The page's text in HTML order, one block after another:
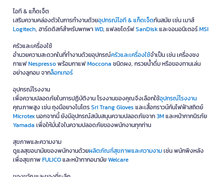
ไอที & แก็ดเจ็ต
เสริมความคล่องตัวในการทำงานด้วยอุปกรณ์ไอที & แก็ดเจ็ดทันสมัย เช่น เมาส์
Logitech, ฮาร์ดดิสก์สำหรับพกพาWD, แฟลชไดร์ฟSanDiskและจอมอนิเตอร์MSI
ครัวและเครื่องใช้
อำนวยความสะดวกในที่ทำงานด้วยอุปกรณ์ครัวและเครื่องใช้จำเป็น เช่น เครื่องชง
กาแฟNespressoพร้อมกาแฟMoccona ชนิดผง, กรวยน้ำดื่ม หรือของทานเล่น
อย่างลูกอม จากล็อกเกอร์
อุปกรณ์โรงงาน
เพื่อความปลอดภัยในการปฏิบัติงาน โรงงานของคุณจึงเลือกใช้อุปกรณ์โรงงาน
คุณภาพสูง เช่น ถุงมือยางไนโตรSri Trang Gloves และเสื้อกราวน์กันไฟฟ้าสถิตย์
Microtexนอกจากนี้ ยังมีอุปกรณ์สนับสนุนความปลอดภัยจาก3Mและหน้ากากนิรภัย
Yamada เพื่อให้มั่นใจในความปลอดภัยของพนักงานทุกท่าน
สุขภาพและความงาม
ดูแลสุขอนามัยของพนักงานด้วยผลิตภัณฑ์สุขภาพและความงามเช่น พนักพิงหลัง
เพื่อสุขภาพFULICOและหน้ากากอนามัยWelcare